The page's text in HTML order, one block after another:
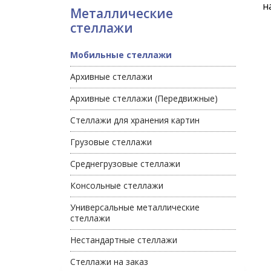
Металлические
стеллажи
Мобильные стеллажи
Архивные стеллажи
Архивные стеллажи (Передвижные)
Стеллажи для хранения картин
Грузовые стеллажи
Среднегрузовые стеллажи
Консольные стеллажи
Универсальные металлические
стеллажи
Нестандартные стеллажи
Стеллажи на заказ